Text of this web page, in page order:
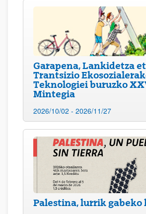
Garapena, Lankidetza
Trantsizio
Teknologiei buruzko
Mintegia
2026/10/02 - 2026/11/27
Palestina, lurrik gabeko